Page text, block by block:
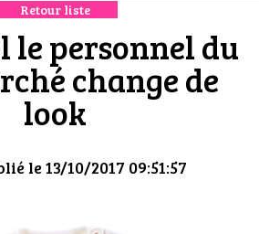
NEWS
MODE
LUXE
DÉFILÉS
Retour liste
le personnel du
change de
look
le 13/10/2017 09:51:57